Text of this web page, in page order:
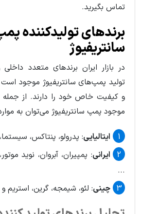
تماس بگیرید.
برندهای تولیدکننده
سانتریفیوژ
در بازار ایران برندهای متعدد
تولید پمپ‌های سانتریفیوژ موجود
و کیفیت خاص خود را دارند. از جمله
موجود پمپ سانتریفیوژ می‌توان به
ایتالیایی: پدرولو، پنتاکس،
ایرانی: پمپیران، آبروان، نوید
...
چینی: لئو، شیمجه، گرین، استریم